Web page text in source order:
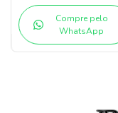
Compre pelo
WhatsApp